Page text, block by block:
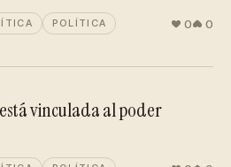
POLÍTICA 0 0
vinculada al poder